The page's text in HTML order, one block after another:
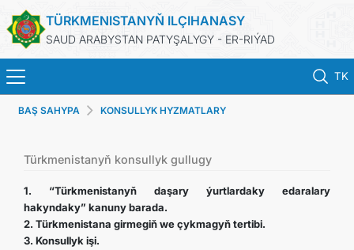
TÜRKMENISTANYŇ ILÇIHANASY
SAUD ARABYSTAN PATYŞALYGY - ER-RIÝAD
TK
BAŞ SAHYPA
HABARLAR
TÜRKMENISTAN
BAŞ SAHYPA KONSULLYK HYZMATLARY
Türkmenistanyň konsullyk gullugy
1. “Türkmenistanyň daşary ýurtlardaky edaralary
hakyndaky” kanuny barada.
2. Türkmenistana girmegiň we çykmagyň tertibi.
3. Konsullyk işi.